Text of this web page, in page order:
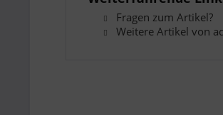
Fragen zum Artikel?
Weitere Artikel von